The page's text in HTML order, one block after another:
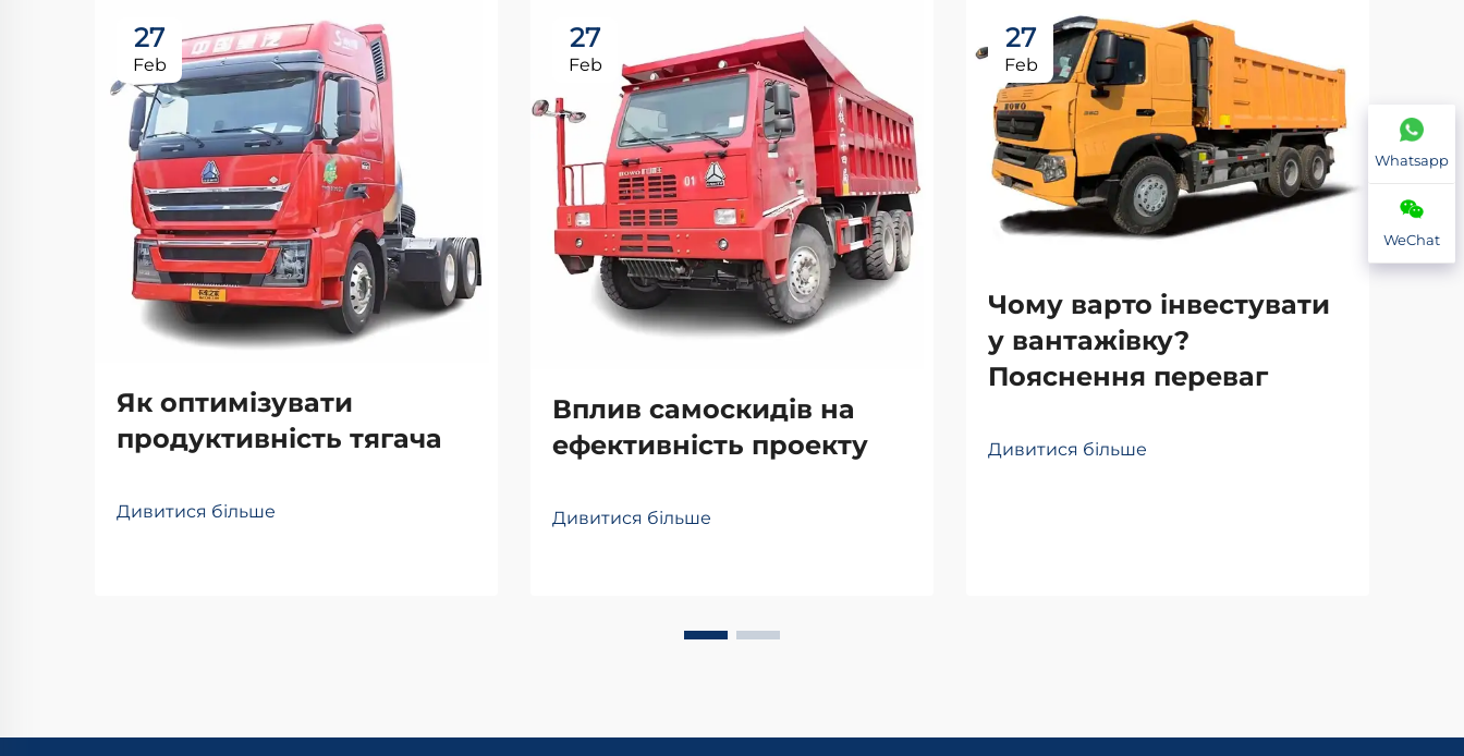
27
Feb
Як оптимізувати
продуктивність тягача
Дивитися більше
27
Feb
Вплив самоскидів на
ефективність проекту
Дивитися більше
27
Feb
Чому варто інвестувати
у вантажівку?
Пояснення переваг
Дивитися більше
Whatsapp
WeChat